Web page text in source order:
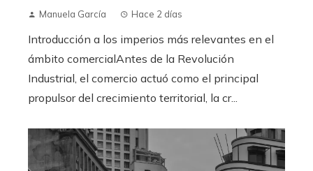
Manuela García Hace 2 días
Introducción a los imperios más relevantes en el
ámbito comercialAntes de la Revolución
Industrial, el comercio actuó como el principal
propulsor del crecimiento territorial, la cr...